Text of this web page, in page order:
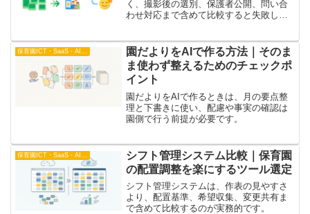
く、撮影後の選別、保護者公開、問い合
わせ対応まで含めて比較すると失敗しに
保育園ICT・SaaS・AI比較
園だよりをAIで作る方法｜そのま
ま使わず整えるためのチェックポ
イント
園だよりをAIで作るときは、月の要点整
理と下書きに使い、配慮や事実の確認は
園側で行う前提が必要です。
シフト管理システム比較｜保育園
の配置調整を楽にするツール選定
シフト管理システムは、作表の見やすさ
より、配置基準、希望収集、変更共有ま
で含めて比較するのが実務的です。